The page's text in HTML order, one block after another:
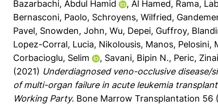
Bazarbachi, Abdul Hamid , Al Hamed, Rama,
Bernasconi, Paolo, Schroyens, Wilfried,
Pavel, Snowden, John, Wu, Depei, Guffroy,
Lopez-Corral, Lucia, Nikolousis, Manos, Pelosini,
Corbacioglu, Selim
, Savani, Bipin N., Peric,
(2021) Underdiagnosed veno-occlusive disease/
of multi-organ failure in acute leukemia
Working Party. Bone Marrow Transplantation 56